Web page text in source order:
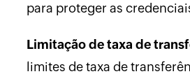
para proteger as
Limitação de taxa de
limites de taxa de